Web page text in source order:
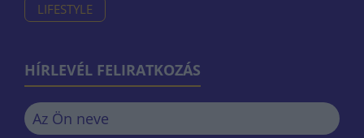
LIFESTYLE
HÍRLEVÉL FELIRATKOZÁS